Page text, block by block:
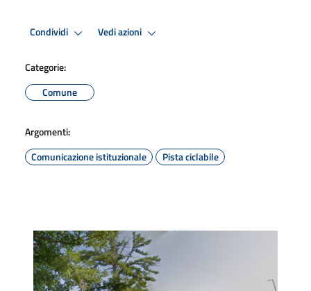
Condividi Vedi azioni
Categorie:
Comune
Argomenti:
Comunicazione istituzionale
Pista ciclabile